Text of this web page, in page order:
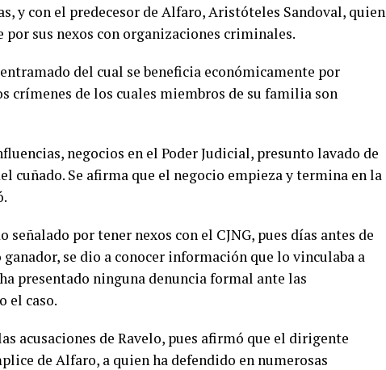
y con el predecesor de Alfaro, Aristóteles Sandoval, quien
sus nexos con organizaciones criminales.
del cual se beneficia económicamente por
crímenes de los cuales miembros de su familia son
negocios en el Poder Judicial, presunto lavado de
cuñado. Se afirma que el negocio empieza y termina en la
por tener nexos con el CJNG, pues días antes de
se dio a conocer información que lo vinculaba a
presentado ninguna denuncia formal ante las
el caso.
acusaciones de Ravelo, pues afirmó que el dirigente
de Alfaro, a quien ha defendido en numerosas